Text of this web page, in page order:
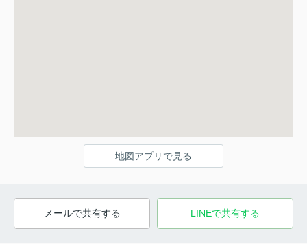
地図アプリで見る
メールで共有する LINEで共有する